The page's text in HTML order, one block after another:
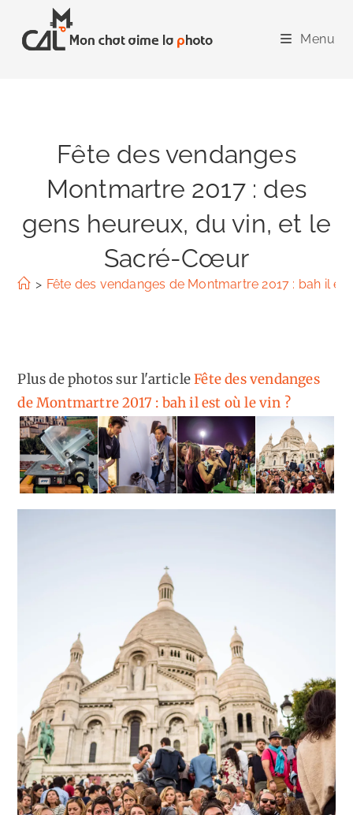
content
Menu
Fête des vendanges
Montmartre 2017 : des
gens heureux, du vin, et le
Sacré-Cœur
> Fête des vendanges de Montmartre 2017 : bah il
Plus de photos sur l'articleFête des vendanges
de Montmartre 2017 : bah il est où le vin ?